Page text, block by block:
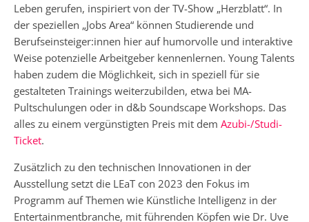
Leben gerufen, inspiriert von der TV-Show „Herzblatt“. In
der speziellen „Jobs Area“ können Studierende und
Berufseinsteiger:innen hier auf humorvolle und interaktive
Weise potenzielle Arbeitgeber kennenlernen. Young Talents
haben zudem die Möglichkeit, sich in speziell für sie
gestalteten Trainings weiterzubilden, etwa bei MA-
Pultschulungen oder in d&b Soundscape Workshops. Das
alles zu einem vergünstigten Preis mit dem Azubi-/Studi-
Ticket.
Zusätzlich zu den technischen Innovationen in der
Ausstellung setzt die LEaT con 2023 den Fokus im
Programm auf Themen wie Künstliche Intelligenz in der
Entertainmentbranche, mit führenden Köpfen wie Dr. Uve